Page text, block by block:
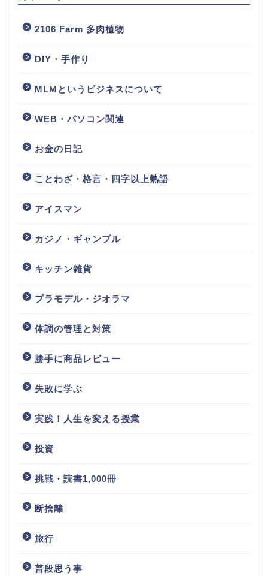
2106 Farm 多肉植物
DIY・手作り
MLMというビジネスについて
WEB・パソコン関連
お金の日記
ことわざ・格言・四字以上熟語
アイスマン
カジノ・ギャンブル
キッチン雑貨
プラモデル・ジオラマ
体調の管理と対策
勝手に商品レビュー
失敗に学ぶ
実践！人生を変える授業
投資
挑戦・読書1,000冊
断捨離
旅行
普段思う事